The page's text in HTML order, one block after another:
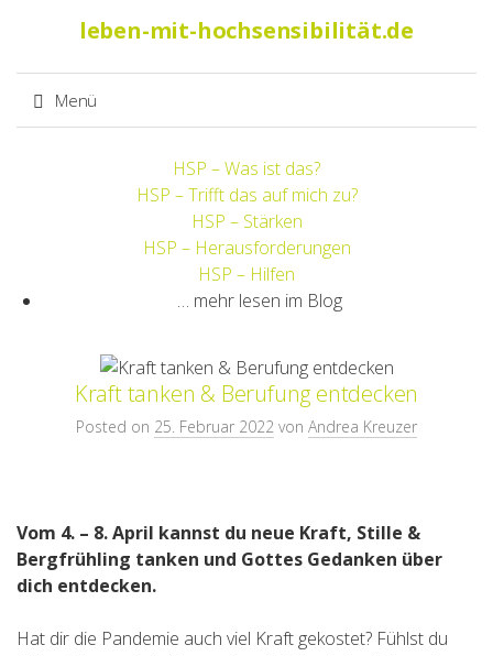
leben-mit-hochsensibilität.de
Menü
HSP – Was ist das?
HSP – Trifft das auf mich zu?
HSP – Stärken
HSP – Herausforderungen
HSP – Hilfen
… mehr lesen im Blog
Kraft tanken & Berufung entdecken
Posted on 25. Februar 2022 von Andrea Kreuzer
Vom 4. – 8. April kannst du neue Kraft, Stille &
Bergfrühling tanken und Gottes Gedanken über
dich entdecken.
Hat dir die Pandemie auch viel Kraft gekostet? Fühlst du